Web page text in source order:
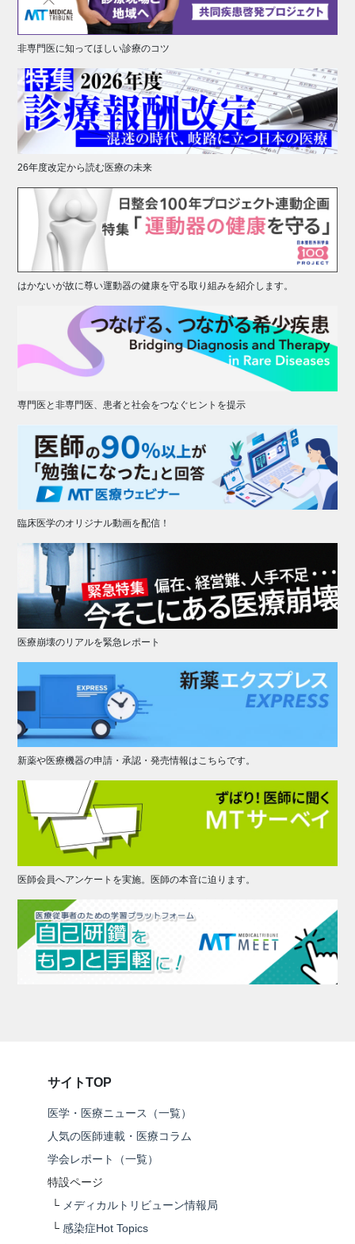
非専門医に知ってほしい診療のコツ
26年度改定から読む医療の未来
はかないが故に尊い運動器の健康を守る取り組みを紹介します。
専門医と非専門医、患者と社会をつなぐヒントを提示
臨床医学のオリジナル動画を配信！
医療崩壊のリアルを緊急レポート
新薬や医療機器の申請・承認・発売情報はこちらです。
医師会員へアンケートを実施。医師の本音に迫ります。
サイトTOP
医学・医療ニュース（一覧）
人気の医師連載・医療コラム
学会レポート（一覧）
特設ページ
└ メディカルトリビューン情報局
└ 感染症Hot Topics